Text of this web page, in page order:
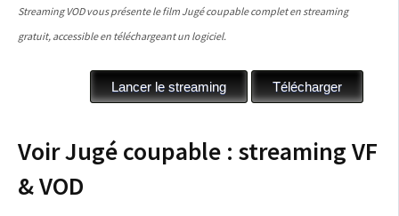
Streaming VOD vous présente le film Jugé coupable complet en streaming
gratuit, accessible en téléchargeant un logiciel.
Voir Jugé coupable : streaming VF
& VOD